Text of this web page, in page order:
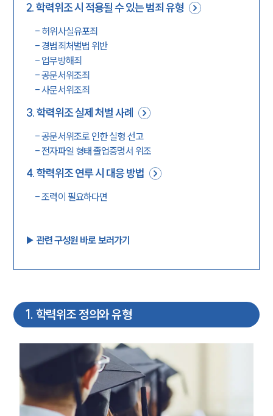
2.학력위조 시 적용될 수 있는 범죄 유형
- 허위사실유포죄
- 경범죄처벌법 위반
- 업무방해죄
-공문서위조죄
-사문서위조죄
3.학력위조 실제 처벌 사례
-공문서위조로 인한 실형 선고
- 전자파일 형태 졸업증명서 위조
4.학력위조 연루 시 대응 방법
-조력이 필요하다면
▶︎ 관련 구성원 바로 보러가기
1. 학력위조 정의와 유형